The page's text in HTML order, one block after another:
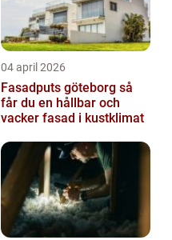
04 april 2026
Fasadputs göteborg så
får du en hållbar och
vacker fasad i kustklimat